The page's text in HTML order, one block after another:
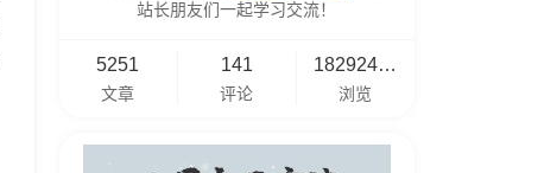
站长朋友们一起学习交流！
5251
文章
141
评论
18292461
浏览